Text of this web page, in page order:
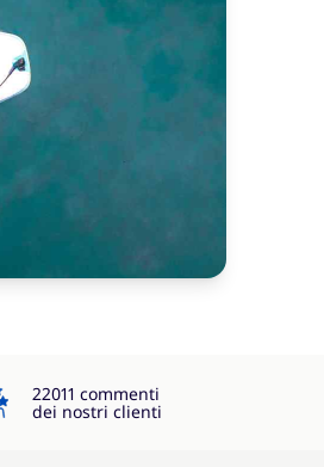
22011 commenti
dei nostri clienti